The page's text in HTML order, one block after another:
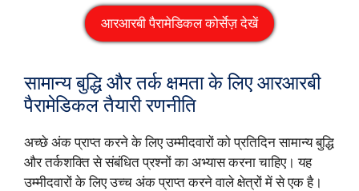
आरआरबी पैरामेडिकल कोर्सेज़ देखें
सामान्य बुद्धि और तर्क क्षमता के लिए आरआरबी
पैरामेडिकल तैयारी रणनीति
अच्छे अंक प्राप्त करने के लिए उम्मीदवारों को प्रतिदिन सामान्य बुद्धि
और तर्कशक्ति से संबंधित प्रश्नों का अभ्यास करना चाहिए। यह
उम्मीदवारों के लिए उच्च अंक प्राप्त करने वाले क्षेत्रों में से एक है।